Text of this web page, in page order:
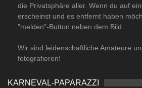
die Privatsphäre aller. Wenn du auf
erscheinst und es entfernt haben
"melden"-Button neben dem Bild.
Wir sind leidenschaftliche Amateure
fotografieren!
KARNEVAL-PAPARAZZI